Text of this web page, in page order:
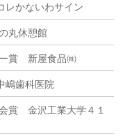
かないわサイン
丸休憩館
ー賞 新屋食品㈱
嶋歯科医院
賞 金沢工業大学４１